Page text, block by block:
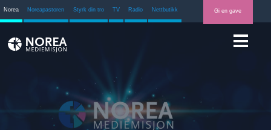
Norea Noreapastoren Styrk din tro TV Radio Nettbutikk Gi en gave